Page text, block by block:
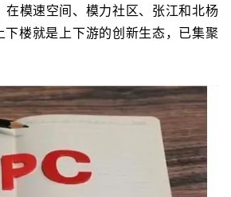
在模速空间、模力社区、张江和北杨
楼就是上下游的创新生态，已集聚